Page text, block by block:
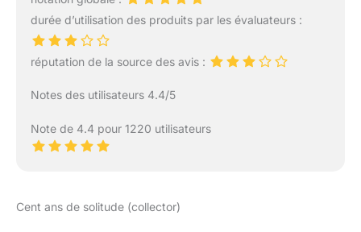
durée d’utilisation des produits par les évaluateurs :
réputation de la source des avis :
Notes des utilisateurs 4.4/5
Note de 4.4 pour 1220 utilisateurs
Cent ans de solitude (collector)